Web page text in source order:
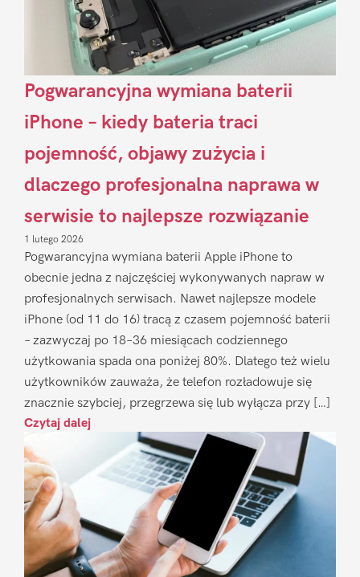
Pogwarancyjna wymiana baterii
iPhone – kiedy bateria traci
pojemność, objawy zużycia i
dlaczego profesjonalna naprawa w
serwisie to najlepsze rozwiązanie
1 lutego 2026
Pogwarancyjna wymiana baterii Apple iPhone to
obecnie jedna z najczęściej wykonywanych napraw w
profesjonalnych serwisach. Nawet najlepsze modele
iPhone (od 11 do 16) tracą z czasem pojemność baterii
– zazwyczaj po 18–36 miesiącach codziennego
użytkowania spada ona poniżej 80%. Dlatego też wielu
użytkowników zauważa, że telefon rozładowuje się
znacznie szybciej, przegrzewa się lub wyłącza przy […]
Czytaj dalej